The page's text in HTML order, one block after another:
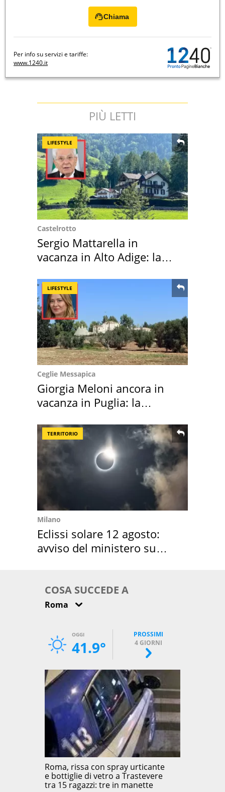
Chiama
Per info su servizi e tariffe:
www.1240.it
PIÙ LETTI
LIFESTYLE
Castelrotto
Sergio Mattarella in
vacanza in Alto Adige: la
LIFESTYLE
Ceglie Messapica
Giorgia Meloni ancora in
vacanza in Puglia: la
TERRITORIO
Milano
Eclissi solare 12 agosto:
avviso del ministero su